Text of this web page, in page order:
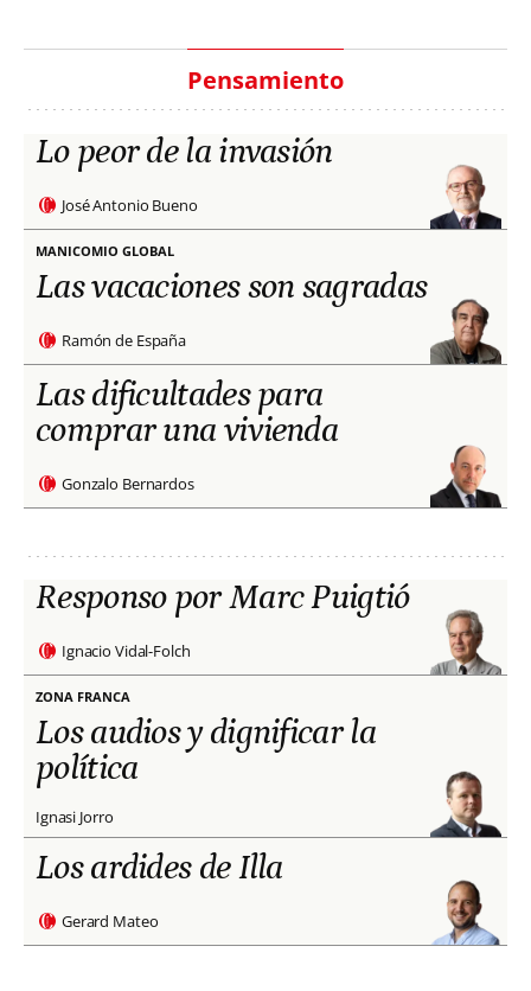
Pensamiento
Lo peor de la invasión
José Antonio Bueno
MANICOMIO GLOBAL
Las vacaciones son sagradas
Ramón de España
Las dificultades para
comprar una vivienda
Gonzalo Bernardos
Responso por Marc Puigtió
Ignacio Vidal-Folch
ZONA FRANCA
Los audios y dignificar la
política
Ignasi Jorro
Los ardides de Illa
Gerard Mateo